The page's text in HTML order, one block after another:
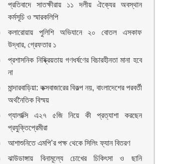
প্রতিবাদে সাতক্ষীরায় ১১ দলীয় ঐক্যের অবস্থান
কর্মসূচি ও স্মারকলিপি
কলারোয়ায় পুলিশি অভিযানে ২০ বোতল এসকাফ
উদ্ধার, গ্রেফতার ১
প্রশাসনিক নিষ্ক্রিয়তায় গণধর্ষণের বিচারহীনতা মানা হবে
না
মান্দারবাড়িয়া: কক্সবাজারের বিকল্প নয়, বাংলাদেশের পরবর্তী
অর্থনৈতিক বিস্ময়
গ্যালাক্সি এ২৭ ৫জি নিয়ে কী প্রত্যাশা করছেন
প্রযুক্তিপ্রেমীরা
আশাশুনিতে এমপি’র পক্ষ থেকে সিলিং ফ্যান বিতরণ
ঝাউডাঙ্গায় বিনামূল্যে চোখের চিকিৎসা ও ছানি